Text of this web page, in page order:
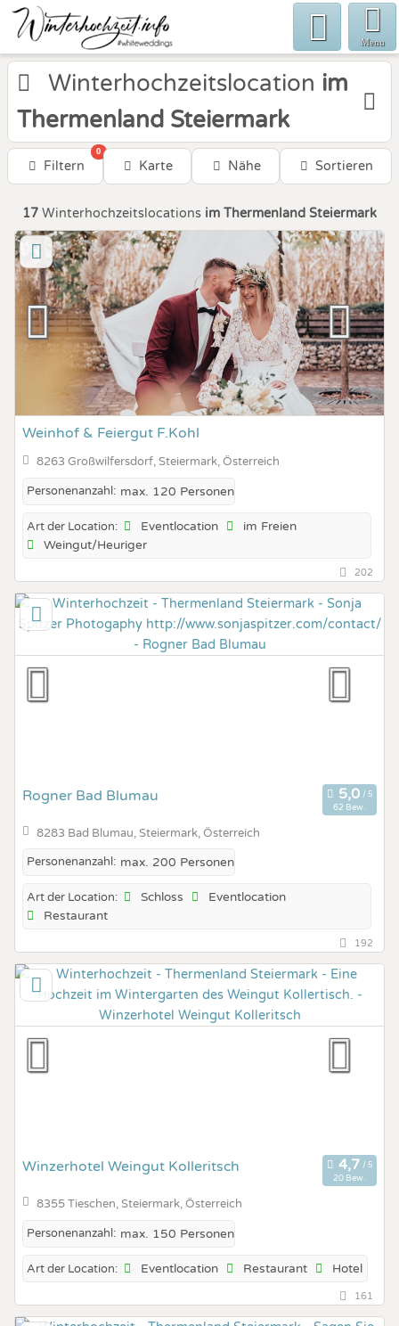
Menu
Winterhochzeitslocation im
Thermenland Steiermark
Filtern
0
Karte Nähe Sortieren
17 Winterhochzeitslocations im Thermenland Steiermark
Weinhof & Feiergut F.Kohl
8263 Großwilfersdorf, Steiermark, Österreich
Personenanzahl: max. 120 Personen
Art der Location: Eventlocation
im Freien
Weingut/Heuriger
202
Rogner Bad Blumau
62 Bew.
8283 Bad Blumau, Steiermark, Österreich
Personenanzahl: max. 200 Personen
Art der Location: Schloss
Eventlocation
Restaurant
192
Winzerhotel Weingut Kolleritsch
20 Bew.
8355 Tieschen, Steiermark, Österreich
Personenanzahl: max. 150 Personen
Art der Location: Eventlocation Restaurant Hotel
161